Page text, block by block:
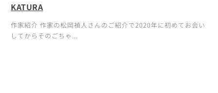
KATURA
作家紹介 作家の松岡禎人さんのご紹介で2020年に初めてお会い
してからそのごちゃ ...